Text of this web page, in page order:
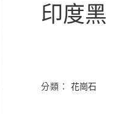
印度黑
分類： 花崗石